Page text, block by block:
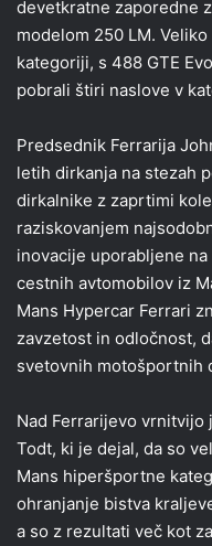
devetkratne zaporedne
modelom 250 LM.
kategoriji, s 488 GTE
pobrali štiri naslove v
Predsednik Ferrarija
letih dirkanja na stezah
dirkalnike z zaprtimi
raziskovanjem
inovacije uporabljene
cestnih avtomobilov iz
Mans Hypercar Ferrari
zavzetost in odločnost,
svetovnih motošportnih
Nad Ferrarijevo vrnitvijo
Todt, ki je dejal, da so
Mans hiperšportne
ohranjanje bistva
a so z rezultati več kot